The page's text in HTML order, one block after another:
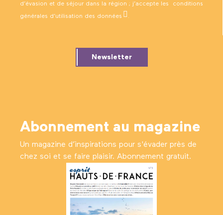
d’évasion et de séjour dans la région ; j’accepte les conditions
générales d’utilisation des données .
Newsletter
Abonnement au magazine
Un magazine d’inspirations pour s'évader près de
chez soi et se faire plaisir. Abonnement gratuit.